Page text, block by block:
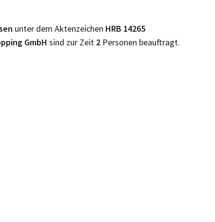
unter dem Aktenzeichen HRB 14265
GmbH sind zur Zeit 2 Personen beauftragt.